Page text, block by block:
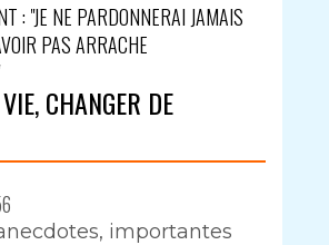
: "JE NE PARDONNERAI JAMAIS
PAS ARRACHE
CHANGER DE
importantes